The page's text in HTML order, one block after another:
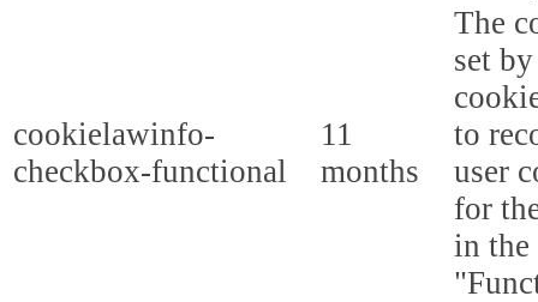
cookielawinfo-
checkbox-functional
11
months
The
set
to
user
for
in the